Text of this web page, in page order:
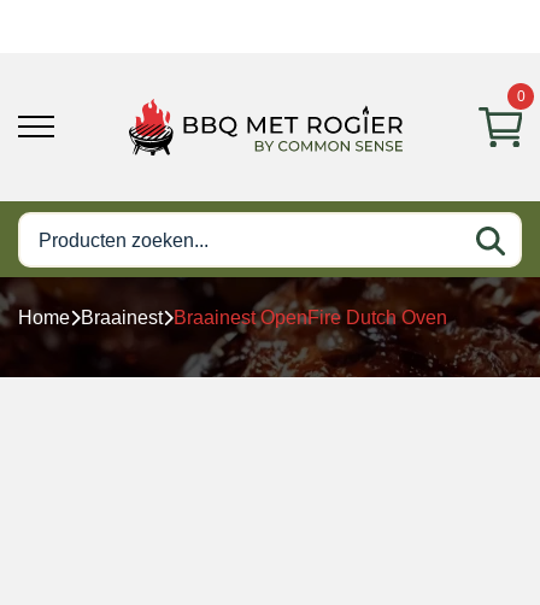
0
Home Braainest Braainest OpenFire Dutch Oven